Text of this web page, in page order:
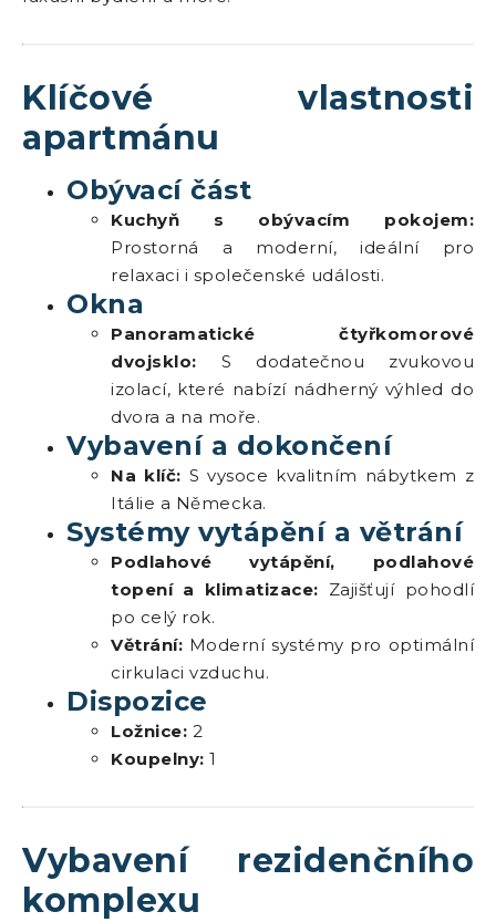
Klíčové vlastnosti
apartmánu
Obývací část
Kuchyň s obývacím pokojem:
Prostorná a moderní, ideální pro
relaxaci i společenské události.
Okna
Panoramatické čtyřkomorové
dvojsklo: S dodatečnou zvukovou
izolací, které nabízí nádherný výhled do
dvora a na moře.
Vybavení a dokončení
Na klíč: S vysoce kvalitním nábytkem z
Itálie a Německa.
Systémy vytápění a větrání
Podlahové vytápění, podlahové
topení a klimatizace: Zajišťují pohodlí
po celý rok.
Větrání: Moderní systémy pro optimální
cirkulaci vzduchu.
Dispozice
Ložnice: 2
Koupelny: 1
Vybavení rezidenčního
komplexu